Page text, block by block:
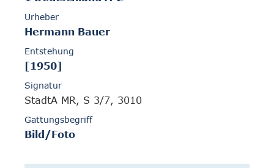
Urheber
Hermann Bauer
Entstehung
[1950]
Signatur
StadtA MR, S 3/7, 3010
Gattungsbegriff
Bild/Foto